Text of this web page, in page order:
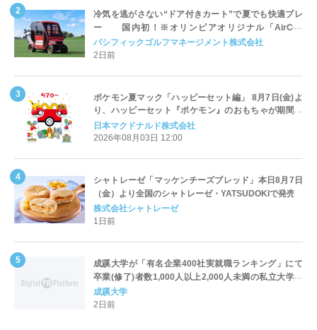
冷気を逃がさない“ドア付きカート”で夏でも快適プレ
ー 国内初！※オリンピアオリジナル「AirCon
Cart（エアコンカート）」導入 | ＰＧＭ
パシフィックゴルフマネージメント株式会社
2日前
ポケモン夏マック「ハッピーセット編」 8月7日(金)よ
り、ハッピーセット『ポケモン』のおもちゃが期間限
定登場
日本マクドナルド株式会社
2026年08月03日 12:00
シャトレーゼ「マッケンチーズブレッド」本日8月7日
（金）より全国のシャトレーゼ・YATSUDOKIで発売
株式会社シャトレーゼ
1日前
成蹊大学が「有名企業400社実就職ランキング」にて
卒業(修了)者数1,000人以上2,000人未満の私立大学で
全国第1位を獲得！～実就職率は26.5%（前年比＋
4.3pt）に伸長、東京の私立大学でも10位にランクイン
成蹊大学
2日前